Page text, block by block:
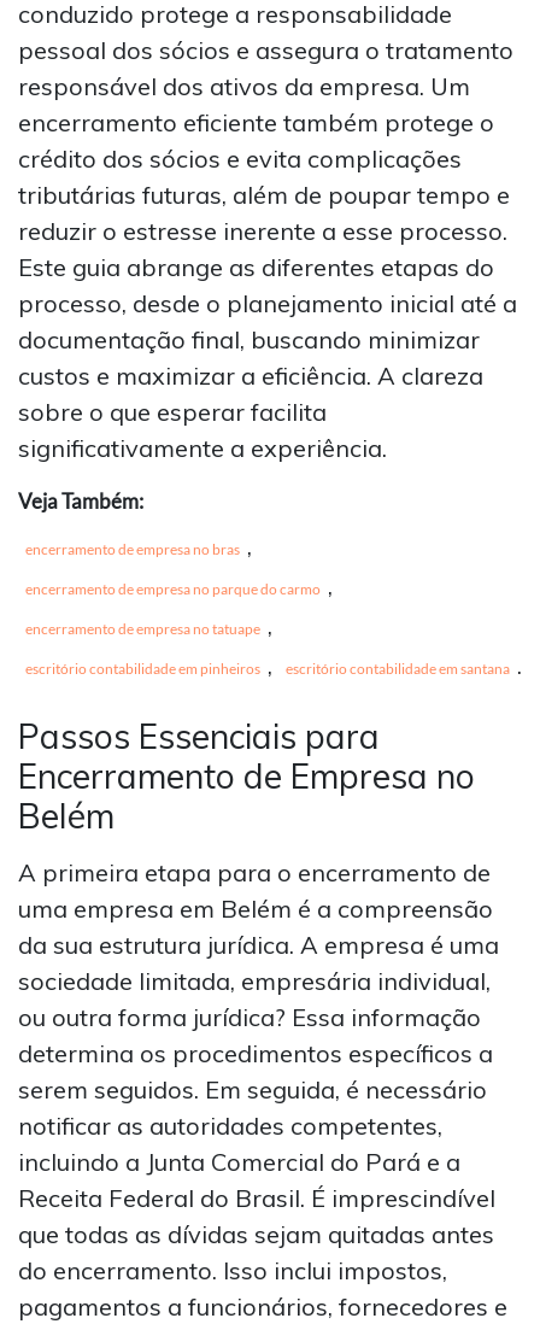
conduzido protege a responsabilidade
pessoal dos sócios e assegura o tratamento
responsável dos ativos da empresa. Um
encerramento eficiente também protege o
crédito dos sócios e evita complicações
tributárias futuras, além de poupar tempo e
reduzir o estresse inerente a esse processo.
Este guia abrange as diferentes etapas do
processo, desde o planejamento inicial até a
documentação final, buscando minimizar
custos e maximizar a eficiência. A clareza
sobre o que esperar facilita
significativamente a experiência.
Veja Também:
encerramento de empresa no bras ,
encerramento de empresa no parque do carmo ,
encerramento de empresa no tatuape ,
escritório contabilidade em pinheiros , escritório contabilidade em santana .
Passos Essenciais para
Encerramento de Empresa no
Belém
A primeira etapa para o encerramento de
uma empresa em Belém é a compreensão
da sua estrutura jurídica. A empresa é uma
sociedade limitada, empresária individual,
ou outra forma jurídica? Essa informação
determina os procedimentos específicos a
serem seguidos. Em seguida, é necessário
notificar as autoridades competentes,
incluindo a Junta Comercial do Pará e a
Receita Federal do Brasil. É imprescindível
que todas as dívidas sejam quitadas antes
do encerramento. Isso inclui impostos,
pagamentos a funcionários, fornecedores e